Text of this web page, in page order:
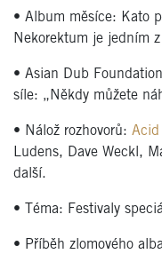
• Album měsíce: Kato
Nekorektum je jedním
• Asian Dub
síle: „Někdy můžete
• Nálož rozhovorů: Acid
Ludens, Dave Weckl,
další.
• Téma: Festivaly
• Příběh zlomového